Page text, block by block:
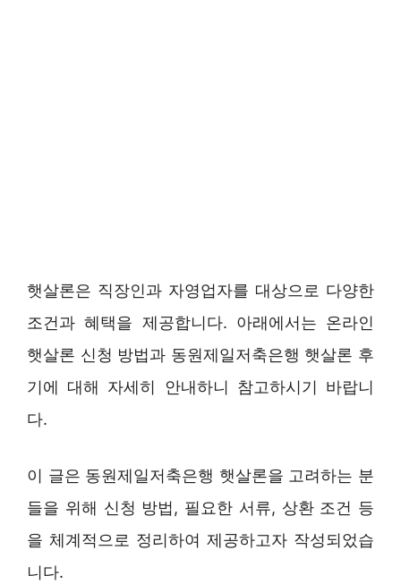
햇살론은 직장인과 자영업자를 대상으로 다양한
조건과 혜택을 제공합니다. 아래에서는 온라인
햇살론 신청 방법과 동원제일저축은행 햇살론 후
기에 대해 자세히 안내하니 참고하시기 바랍니
다.
이 글은 동원제일저축은행 햇살론을 고려하는 분
들을 위해 신청 방법, 필요한 서류, 상환 조건 등
을 체계적으로 정리하여 제공하고자 작성되었습
니다.